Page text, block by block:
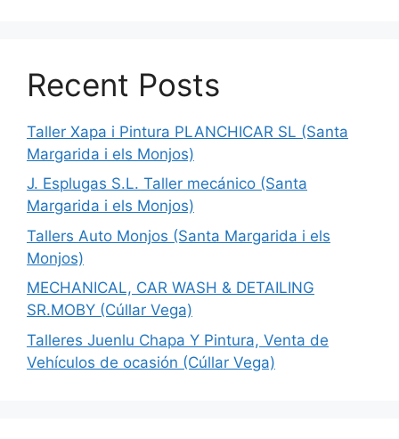
Recent Posts
Taller Xapa i Pintura PLANCHICAR SL (Santa
Margarida i els Monjos)
J. Esplugas S.L. Taller mecánico (Santa
Margarida i els Monjos)
Tallers Auto Monjos (Santa Margarida i els
Monjos)
MECHANICAL, CAR WASH & DETAILING
SR.MOBY (Cúllar Vega)
Talleres Juenlu Chapa Y Pintura, Venta de
Vehículos de ocasión (Cúllar Vega)